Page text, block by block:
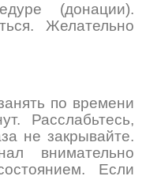
(донации).
Желательно
по времени
Расслабьтесь,
не закрывайте.
внимательно
Если